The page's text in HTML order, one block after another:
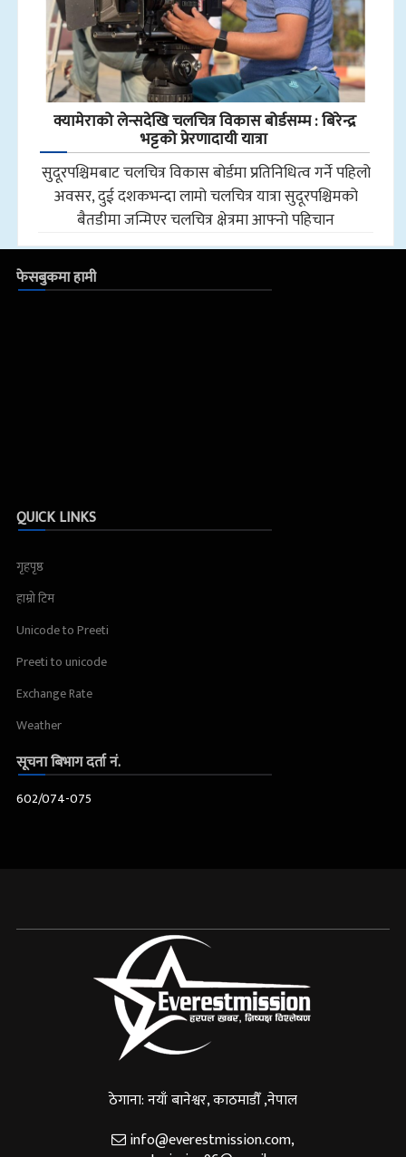
क्यामेराको लेन्सदेखि चलचित्र विकास बोर्डसम्म : बिरेन्द्र
भट्टको प्रेरणादायी यात्रा
सुदूरपश्चिमबाट चलचित्र विकास बोर्डमा प्रतिनिधित्व गर्ने पहिलो
अवसर, दुई दशकभन्दा लामो चलचित्र यात्रा सुदूरपश्चिमको
बैतडीमा जन्मिएर चलचित्र क्षेत्रमा आफ्नो पहिचान
फेसबुकमा हामी
QUICK LINKS
गृहपृष्ठ
हाम्रो टिम
Unicode to Preeti
Preeti to unicode
Exchange Rate
Weather
सूचना बिभाग दर्ता नं.
602/074-075
ठेगाना: नयाँ बानेश्वर, काठमाडौँ ,नेपाल
info@everestmission.com,